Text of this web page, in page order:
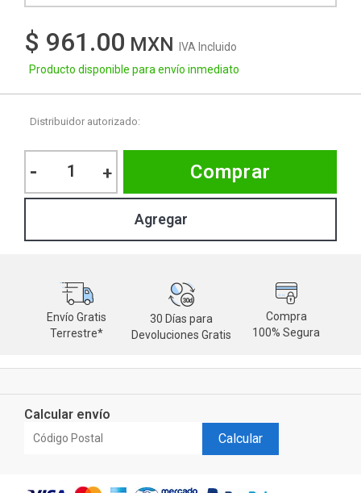
$ 961.00
IVA Incluido
Producto disponible para envío inmediato
Distribuidor autorizado:
- + Comprar
Envío Gratis
Terrestre*
30 Días para
Devoluciones Gratis
Compra
100% Segura
Calcular envío
Calcular